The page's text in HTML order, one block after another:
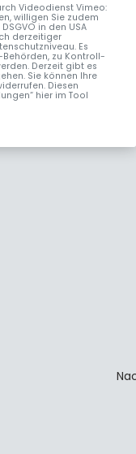
Videodienst Vimeo:
willigen Sie zudem
DSGVO in den USA
derzeitiger
Es
zu Kontroll-
Derzeit gibt es
Sie können Ihre
Diesen
hier im Tool